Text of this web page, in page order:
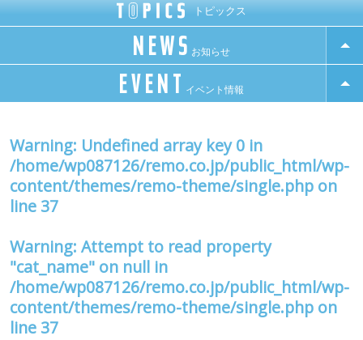
トピックス
NEWS お知らせ
EVENT イベント情報
Warning: Undefined array key 0 in
/home/wp087126/remo.co.jp/public_html/wp-
content/themes/remo-theme/single.php on
line 37
Warning: Attempt to read property
"cat_name" on null in
/home/wp087126/remo.co.jp/public_html/wp-
content/themes/remo-theme/single.php on
line 37